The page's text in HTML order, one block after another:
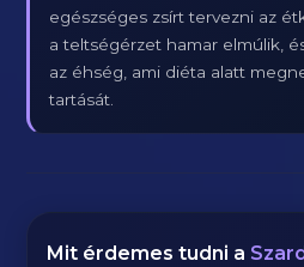
egészséges zsírt tervezni az
a teltségérzet hamar elmúlik,
az éhség, ami diéta alatt
tartását.
Mit érdemes tudni a